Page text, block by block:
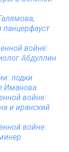
войне:
Абдуллин
лодки
Иманова
войне:
и иранский
войне: